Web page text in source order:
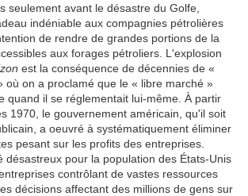
seulement avant le désastre du Golfe,
indéniable aux compagnies pétrolières
de rendre de grandes portions de la
aux forages pétroliers. L'explosion
est la conséquence de décennies de «
où on a proclamé que le « libre marché »
quand il se réglementait lui-même. À partir
1970, le gouvernement américain, qu'il soit
a oeuvré à systématiquement éliminer
pesant sur les profits des entreprises.
désastreux pour la population des États-Unis
contrôlant de vastes ressources
décisions affectant des millions de gens sur